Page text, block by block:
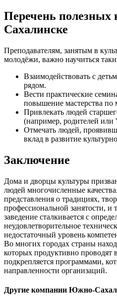
Перечень
Сахалинске
Преподавателям, занятым в
молодёжи, важно научиться
Взаимодействовать с
рядом.
Вести практические
повышение мастерства
Привлекать людей
(например, родителей или
Отмечать людей,
вклад в развитие
Заключение
Дома и дворцы культуры
людей многочисленные
представления о традициях,
профессиональной занятости, и
заведение сталкивается с
неудовлетворительное
недостаточный уровень
Во многих городах страны
которых продуктивно проводят
подкрепляется программами,
направленности организаций.
Другие компании Южно-